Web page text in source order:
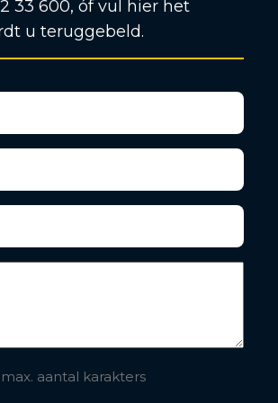
33 600, óf vul hier het
u teruggebeld.
aantal karakters